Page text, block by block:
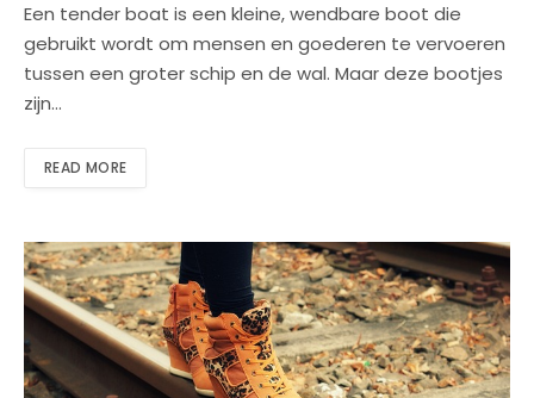
Een tender boat is een kleine, wendbare boot die
gebruikt wordt om mensen en goederen te vervoeren
tussen een groter schip en de wal. Maar deze bootjes
zijn…
READ MORE